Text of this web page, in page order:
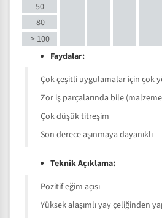
50
80
> 100
Faydalar:
Çok çeşitli uygulamalar için çok
Zor iş parçalarında bile (malzeme
Çok düşük titreşim
Son derece aşınmaya dayanıklı
Teknik Açıklama:
Pozitif eğim açısı
Yüksek alaşımlı yay çeliğinden